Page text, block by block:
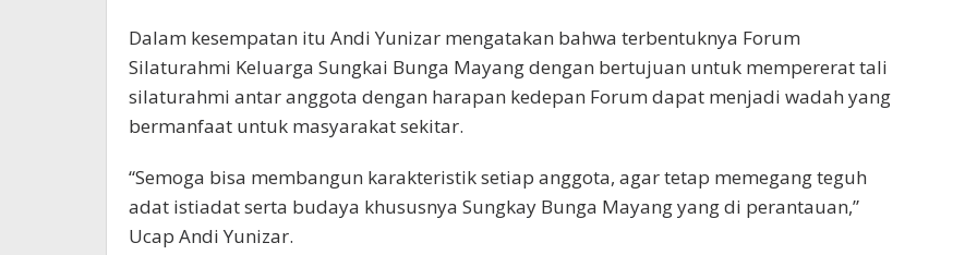
Dalam kesempatan itu Andi Yunizar mengatakan bahwa terbentuknya Forum
Silaturahmi Keluarga Sungkai Bunga Mayang dengan bertujuan untuk mempererat tali
silaturahmi antar anggota dengan harapan kedepan Forum dapat menjadi wadah yang
bermanfaat untuk masyarakat sekitar.
“Semoga bisa membangun karakteristik setiap anggota, agar tetap memegang teguh
adat istiadat serta budaya khususnya Sungkay Bunga Mayang yang di perantauan,”
Ucap Andi Yunizar.